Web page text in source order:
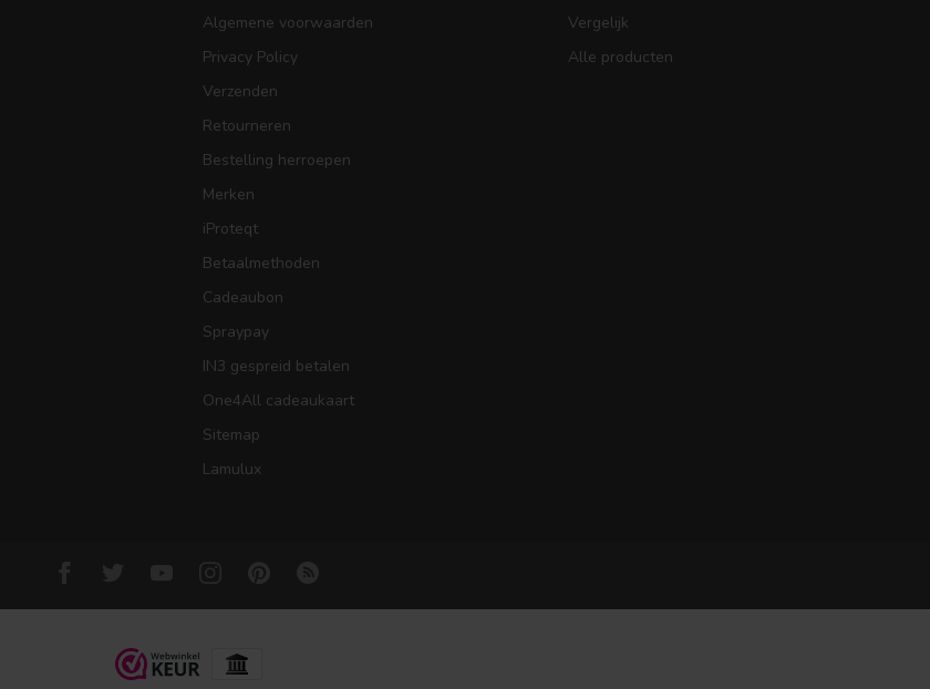
Algemene voorwaarden
Privacy Policy
Verzenden
Retourneren
Bestelling herroepen
Merken
iProteqt
Betaalmethoden
Cadeaubon
Spraypay
IN3 gespreid betalen
One4All cadeaukaart
Sitemap
Lamulux
Vergelijk
Alle producten